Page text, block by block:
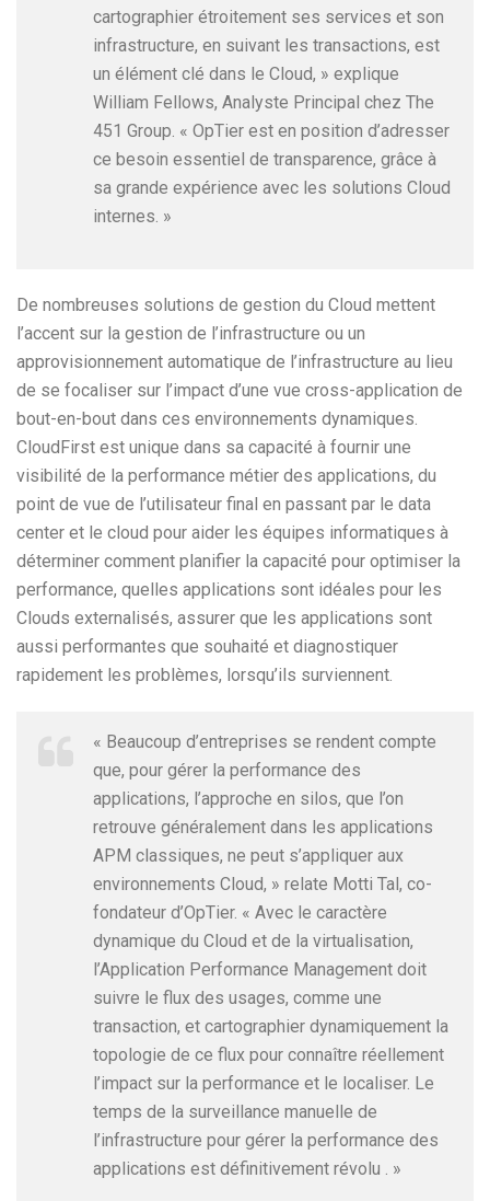
cartographier étroitement ses services et son
infrastructure, en suivant les transactions, est
un élément clé dans le Cloud, » explique
William Fellows, Analyste Principal chez The
451 Group. « OpTier est en position d’adresser
ce besoin essentiel de transparence, grâce à
sa grande expérience avec les solutions Cloud
internes. »
De nombreuses solutions de gestion du Cloud mettent
l’accent sur la gestion de l’infrastructure ou un
approvisionnement automatique de l’infrastructure au lieu
de se focaliser sur l’impact d’une vue cross-application de
bout-en-bout dans ces environnements dynamiques.
CloudFirst est unique dans sa capacité à fournir une
visibilité de la performance métier des applications, du
point de vue de l’utilisateur final en passant par le data
center et le cloud pour aider les équipes informatiques à
déterminer comment planifier la capacité pour optimiser la
performance, quelles applications sont idéales pour les
Clouds externalisés, assurer que les applications sont
aussi performantes que souhaité et diagnostiquer
rapidement les problèmes, lorsqu’ils surviennent.
« Beaucoup d’entreprises se rendent compte
que, pour gérer la performance des
applications, l’approche en silos, que l’on
retrouve généralement dans les applications
APM classiques, ne peut s’appliquer aux
environnements Cloud, » relate Motti Tal, co-
fondateur d’OpTier. « Avec le caractère
dynamique du Cloud et de la virtualisation,
l’Application Performance Management doit
suivre le flux des usages, comme une
transaction, et cartographier dynamiquement la
topologie de ce flux pour connaître réellement
l’impact sur la performance et le localiser. Le
temps de la surveillance manuelle de
l’infrastructure pour gérer la performance des
applications est définitivement révolu . »